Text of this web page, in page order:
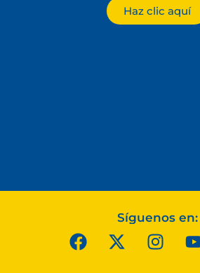
Haz clic aquí
Síguenos en: